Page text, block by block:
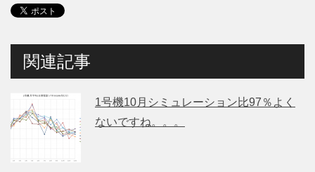
関連記事
1号機10月シミュレーション比97％よく
ないですね。。。